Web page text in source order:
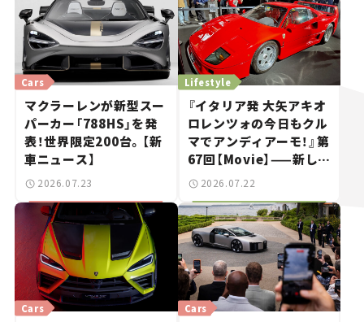
Cars
マクラーレンが新型スー
パーカー「788HS」を発
表！世界限定200台。【新
車ニュース】
2026.07.23
Lifestyle
『イタリア発 大矢アキオ
ロレンツォの今日もクル
マでアンディアーモ！』第
67回【Movie】——新しい
スーパーカーショーで起
2026.07.22
Cars Cars